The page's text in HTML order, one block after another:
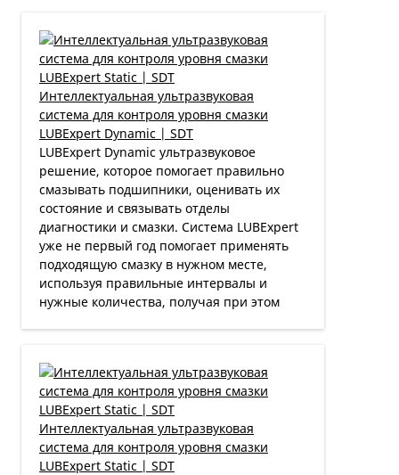
Интеллектуальная ультразвуковая
система для контроля уровня смазки
LUBExpert Dynamic | SDT
LUBExpert Dynamic ультразвуковое
решение, которое помогает правильно
смазывать подшипники, оценивать их
состояние и связывать отделы
диагностики и смазки. Система LUBExpert
уже не первый год помогает применять
подходящую смазку в нужном месте,
используя правильные интервалы и
нужные количества, получая при этом
Интеллектуальная ультразвуковая
система для контроля уровня смазки
LUBExpert Static | SDT